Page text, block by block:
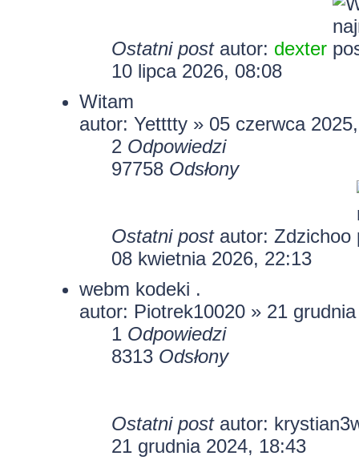
Ostatni post autor: dexter
10 lipca 2026, 08:08
Witam
autor: Yetttty» 05 czerwca
2 Odpowiedzi
97758 Odsłony
Ostatni post autor: Zdzichoo
08 kwietnia 2026, 22:13
webm kodeki .
autor: Piotrek10020» 21
1 Odpowiedzi
8313 Odsłony
Ostatni post autor:
21 grudnia 2024, 18:43